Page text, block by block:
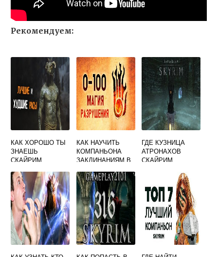
Рекомендуем:
КАК ХОРОШО ТЫ
ЗНАЕШЬ
СКАЙРИМ
КАК НАУЧИТЬ
КОМПАНЬОНА
ЗАКЛИНАНИЯМ В
ГДЕ КУЗНИЦА
АТРОНАХОВ
СКАЙРИМ